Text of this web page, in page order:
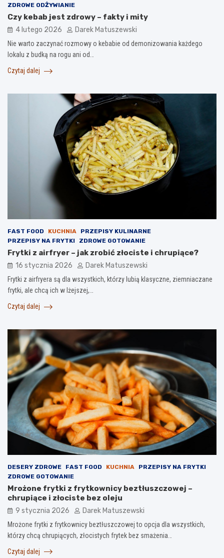
ZDROWE ODŻYWIANIE
Czy kebab jest zdrowy – fakty i mity
4 lutego 2026 Darek Matuszewski
Nie warto zaczynać rozmowy o kebabie od demonizowania każdego
lokalu z budką na rogu ani od…
Czytaj dalej
FAST FOOD KUCHNIA
PRZEPISY KULINARNE
PRZEPISY NA FRYTKI
ZDROWE GOTOWANIE
Frytki z airfryer – jak zrobić złociste i chrupiące?
16 stycznia 2026 Darek Matuszewski
Frytki z airfryera są dla wszystkich, którzy lubią klasyczne, ziemniaczane
frytki, ale chcą ich w lżejszej,…
Czytaj dalej
DESERY ZDROWE FAST FOOD KUCHNIA
PRZEPISY NA FRYTKI
ZDROWE GOTOWANIE
Mrożone frytki z frytkownicy beztłuszczowej –
chrupiące i złociste bez oleju
9 stycznia 2026 Darek Matuszewski
Mrożone frytki z frytkownicy beztłuszczowej to opcja dla wszystkich,
którzy chcą chrupiących, złocistych frytek bez smażenia…
Czytaj dalej